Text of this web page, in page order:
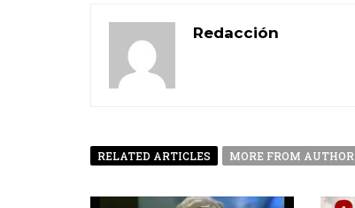
Redacción
RELATED ARTICLES MORE FROM AUTHOR